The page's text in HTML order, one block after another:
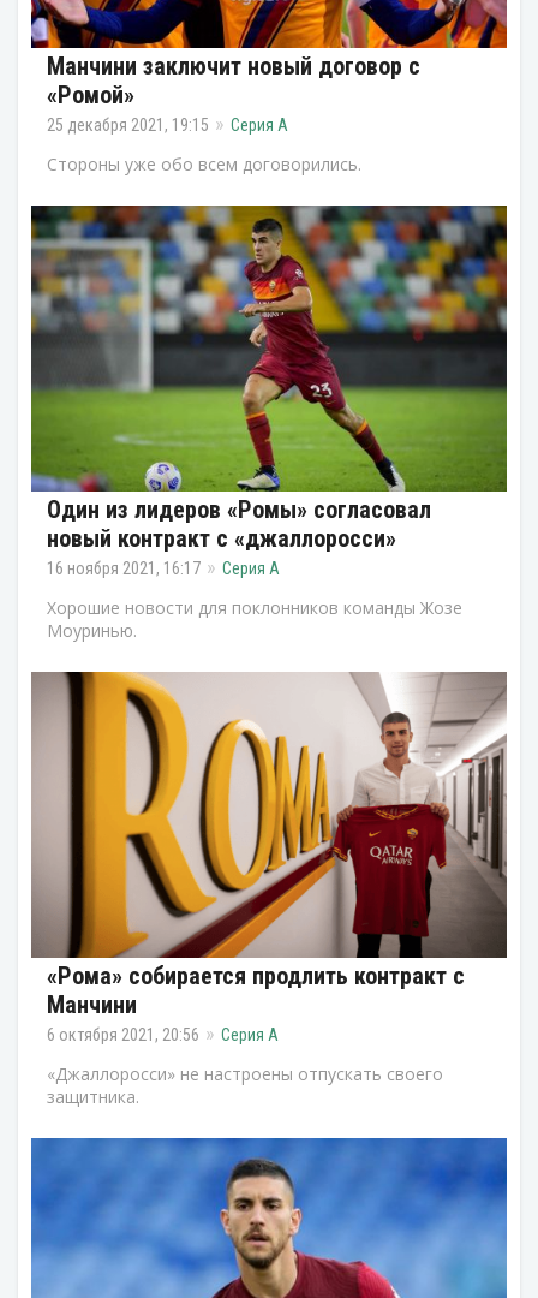
Манчини заключит новый договор с
«Ромой»
25 декабря 2021, 19:15 Серия А
Стороны уже обо всем договорились.
Один из лидеров «Ромы» согласовал
новый контракт с «джаллоросси»
16 ноября 2021, 16:17 Серия А
Хорошие новости для поклонников команды Жозе
Моуринью.
«Рома» собирается продлить контракт с
Манчини
6 октября 2021, 20:56 Серия А
«Джаллоросси» не настроены отпускать своего
защитника.